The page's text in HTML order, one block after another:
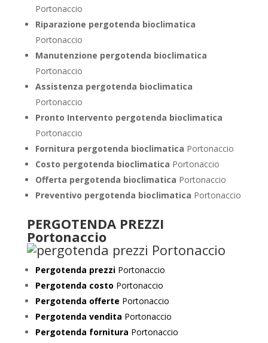
Portonaccio
Riparazione pergotenda bioclimatica
Portonaccio
Manutenzione pergotenda bioclimatica
Portonaccio
Assistenza pergotenda bioclimatica
Portonaccio
Pronto Intervento pergotenda bioclimatica
Portonaccio
Fornitura pergotenda bioclimatica Portonaccio
Costo pergotenda bioclimatica Portonaccio
Offerta pergotenda bioclimatica Portonaccio
Preventivo pergotenda bioclimatica Portonaccio
PERGOTENDA PREZZI
Portonaccio
Pergotenda prezziPortonaccio
Pergotenda costo Portonaccio
Pergotenda offerte Portonaccio
Pergotenda vendita Portonaccio
Pergotenda fornitura Portonaccio